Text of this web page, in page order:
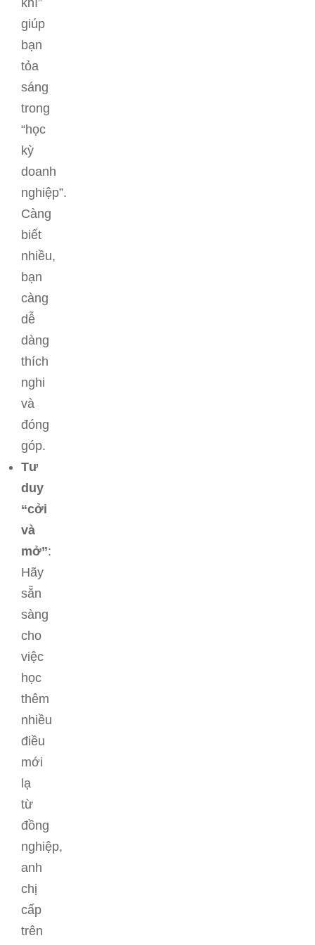
khí”
giúp
bạn
tỏa
sáng
trong
“học
kỳ
doanh
nghiệp”.
Càng
biết
nhiều,
bạn
càng
dễ
dàng
thích
nghi
và
đóng
góp.
Tư
duy
“cởi
và
mở”:
Hãy
sẵn
sàng
cho
việc
học
thêm
nhiều
điều
mới
lạ
từ
đồng
nghiệp,
anh
chị
cấp
trên